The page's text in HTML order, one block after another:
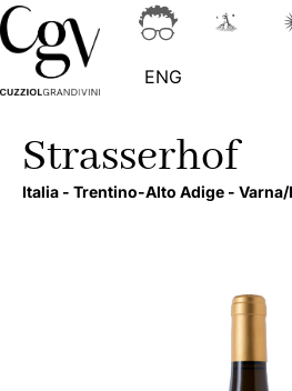
ENG
Strasserhof
Italia - Trentino-Alto Adige -